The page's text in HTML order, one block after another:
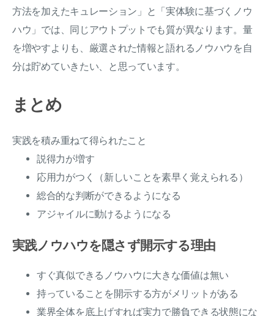
方法を加えたキュレーション」と「実体験に基づくノウ
ハウ」では、同じアウトプットでも質が異なります。量
を増やすよりも、厳選された情報と語れるノウハウを自
分は貯めていきたい、と思っています。
まとめ
実践を積み重ねて得られたこと
説得力が増す
応用力がつく（新しいことを素早く覚えられる）
総合的な判断ができるようになる
アジャイルに動けるようになる
実践ノウハウを隠さず開示する理由
すぐ真似できるノウハウに大きな価値は無い
持っていることを開示する方がメリットがある
業界全体を底上げすれば実力で勝負できる状態にな